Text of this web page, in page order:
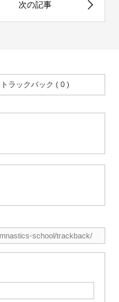
トラックバック ( 0 )